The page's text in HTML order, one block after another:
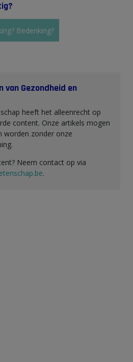
Bedenking?
van Gezondheid en
heeft het alleenrecht op
content. Onze artikels mogen
worden zonder onze
Neem contact op via
.